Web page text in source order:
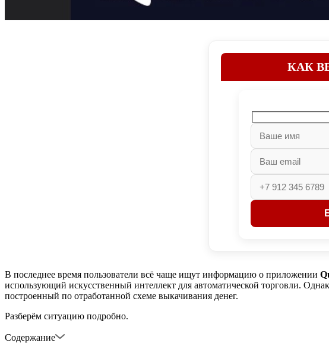
КАК
В последнее время пользователи всё чаще ищут информацию о приложении
использующий искусственный интеллект для автоматической торговли.
построенный по отработанной схеме выкачивания денег.
Разберём ситуацию подробно.
Содержание